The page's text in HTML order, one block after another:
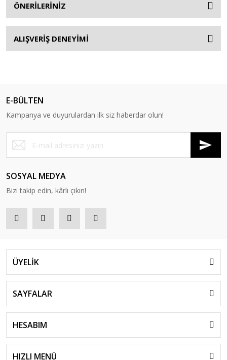
ÖNERİLERİNİZ
ALIŞVERİŞ DENEYİMİ
E-BÜLTEN
Kampanya ve duyurulardan ilk siz haberdar olun!
SOSYAL MEDYA
Bizi takip edin, kârlı çıkın!
ÜYELİK
SAYFALAR
HESABIM
HIZLI MENÜ